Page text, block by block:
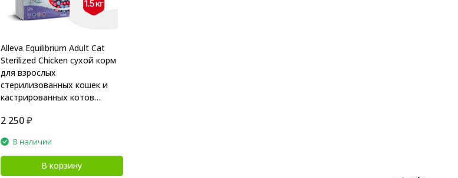
Alleva Equilibrium Adult Cat
Sterilized Chicken сухой корм
для взрослых
стерилизованных кошек и
кастрированных котов
2 250₽
В наличии
В корзину